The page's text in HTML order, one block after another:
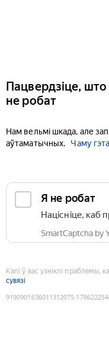
Пацвердзіце,
не робат
Нам вельмі шкада, але
аўтаматычных.
Чаму
Я не робат
Націсніце, каб
SmartCaptcha by
Калі ў вас узніклі праблемы,
сувязі
9190901636011312075: